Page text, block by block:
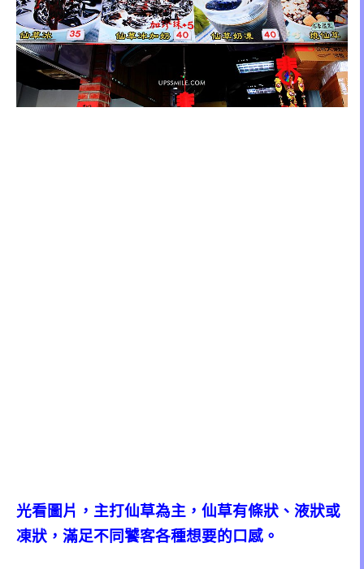
光看圖片，主打仙草為主，仙草有條狀、液狀或
凍狀，滿足不同饕客各種想要的口感。